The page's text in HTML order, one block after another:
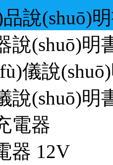
品說(shuō)
說(shuō)明
儀說
說(shuō)明
電器
器 12V